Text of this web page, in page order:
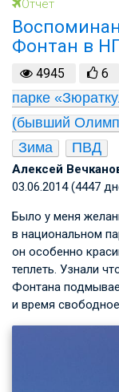
Отчет
Фонтан в
4945 6
парке
(бывший
Зима
ПВД
Алексей
03.06.2014 (4447
Было у меня
в национальном
он особенно
теплеть. Узнали
Фонтана
и время